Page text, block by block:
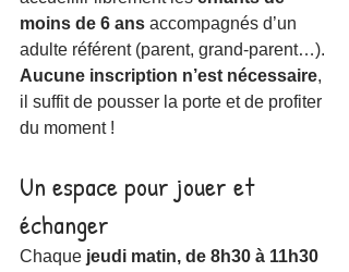
moins de 6 ans accompagnés d’un
adulte référent (parent, grand-parent…).
Aucune inscription n’est nécessaire,
il suffit de pousser la porte et de profiter
du moment !
Un espace pour jouer et
échanger
Chaque jeudi matin, de 8h30 à 11h30